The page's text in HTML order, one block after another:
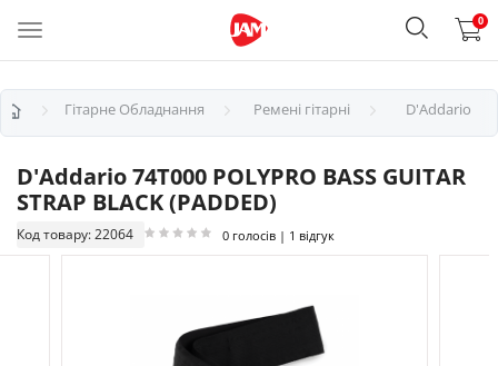
0
Гітарне Обладнання Ремені гітарні D'Addario
D'Addario 74T000 POLYPRO BASS GUITAR
STRAP BLACK (PADDED)
Код товару: 22064 0 голосів | 1 відгук